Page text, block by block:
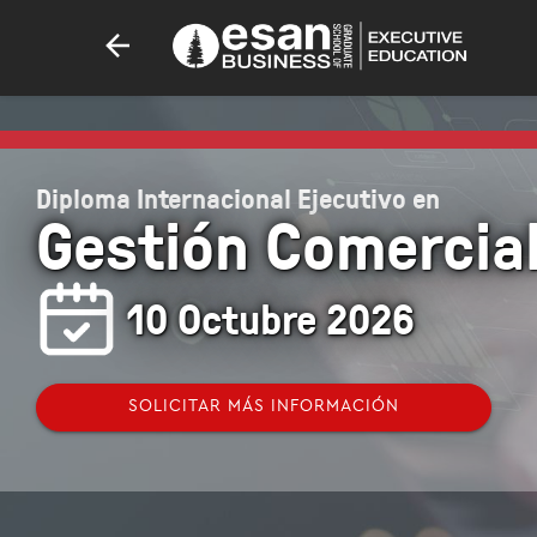
Diploma Internacional Ejecutivo en
Gestión
10 Octubre 2026
SOLICITAR MÁS INFORMACIÓN